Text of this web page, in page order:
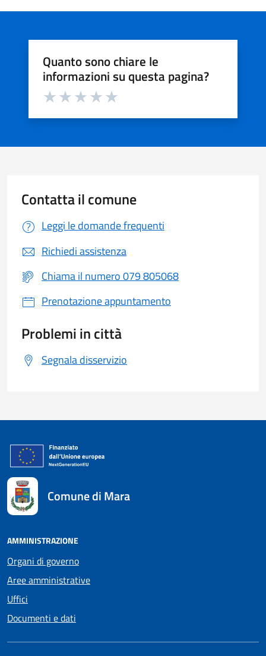
Quanto sono chiare le
informazioni su questa pagina?
Valuta da 1 a 5 stelle la pagina
Contatta il comune
Leggi le domande frequenti
Richiedi assistenza
Chiama il numero 079 805068
Prenotazione appuntamento
Problemi in città
Segnala disservizio
Comune di Mara
AMMINISTRAZIONE
Organi di governo
Aree amministrative
Uffici
Documenti e dati